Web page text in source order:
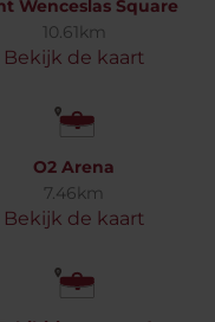
Wenceslas Square
10.61km
Bekijk de kaart
O2 Arena
7.46km
Bekijk de kaart